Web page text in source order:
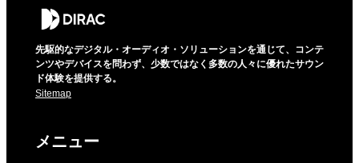
先駆的なデジタル・オーディオ・ソリューションを通じて、コンテ
ンツやデバイスを問わず、少数ではなく多数の人々に優れたサウン
ド体験を提供する。
Sitemap
メニュー